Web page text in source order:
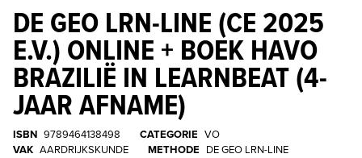
DE GEO LRN-LINE (CE 2025
E.V.) ONLINE + BOEK HAVO
BRAZILIË IN LEARNBEAT (4-
JAAR AFNAME)
ISBN 9789464138498 CATEGORIE VO
VAK AARDRIJKSKUNDE METHODE DE GEO LRN-LINE